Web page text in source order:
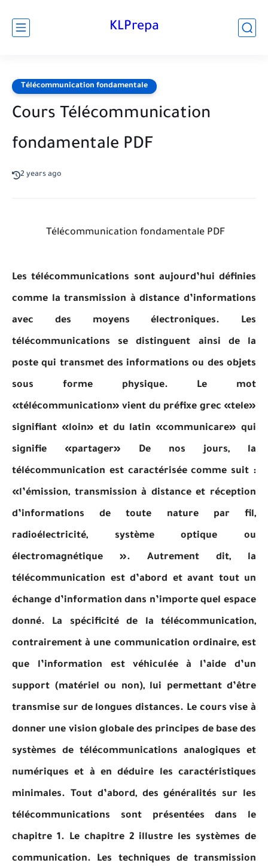
KLPrepa
Télécommunication fondamentale
Cours Télécommunication
fondamentale PDF
2 years ago
Télécommunication fondamentale PDF
Les télécommunications sont aujourd’hui définies
comme la transmission à distance d’informations
avec des moyens électroniques. Les
télécommunications se distinguent ainsi de la
poste qui transmet des informations ou des objets
sous forme physique. Le mot
«télécommunication» vient du préfixe grec «tele»
signifiant «loin» et du latin «communicare» qui
signifie «partager» De nos jours, la
télécommunication est caractérisée comme suit :
«l’émission, transmission à distance et réception
d’informations de toute nature par fil,
radioélectricité, système optique ou
électromagnétique ». Autrement dit, la
télécommunication est d’abord et avant tout un
échange d’information dans n’importe quel espace
donné. La spécificité de la télécommunication,
contrairement à une communication ordinaire, est
que l’information est véhiculée à l’aide d’un
support (matériel ou non), lui permettant d’être
transmise sur de longues distances. Le cours vise à
donner une vision globale des principes de base des
systèmes de télécommunications analogiques et
numériques et à en déduire les caractéristiques
minimales. Tout d’abord, des généralités sur les
télécommunications sont présentées dans le
chapitre 1. Le chapitre 2 illustre les systèmes de
communication. Les techniques de transmission